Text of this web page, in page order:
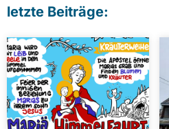
letzte Beiträge: